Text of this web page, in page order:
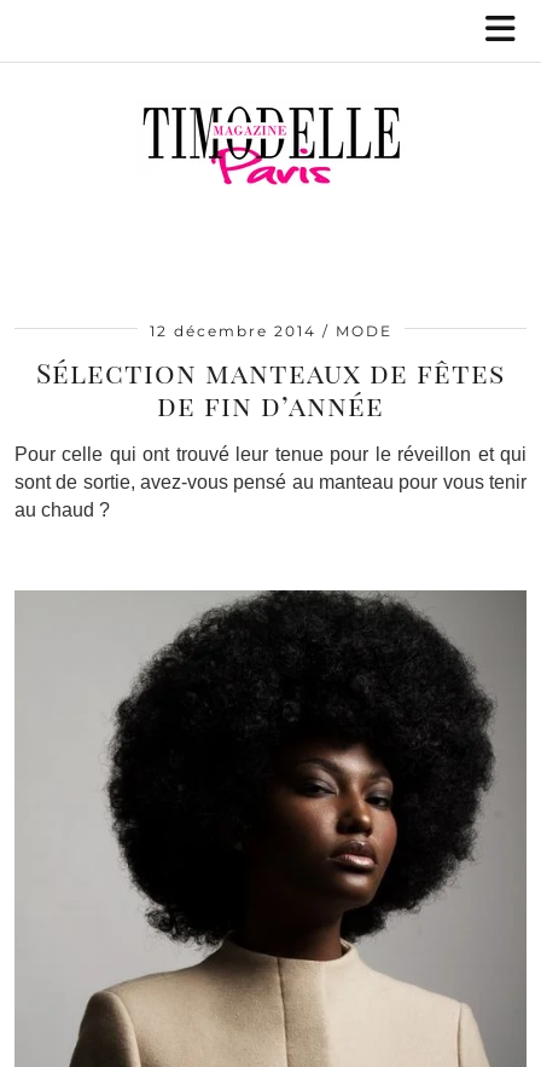
12 décembre 2014 MODE
Sélection manteaux de fêtes
de fin d’année
Pour celle qui ont trouvé leur tenue pour le réveillon et qui
sont de sortie, avez-vous pensé au manteau pour vous tenir
au chaud ?